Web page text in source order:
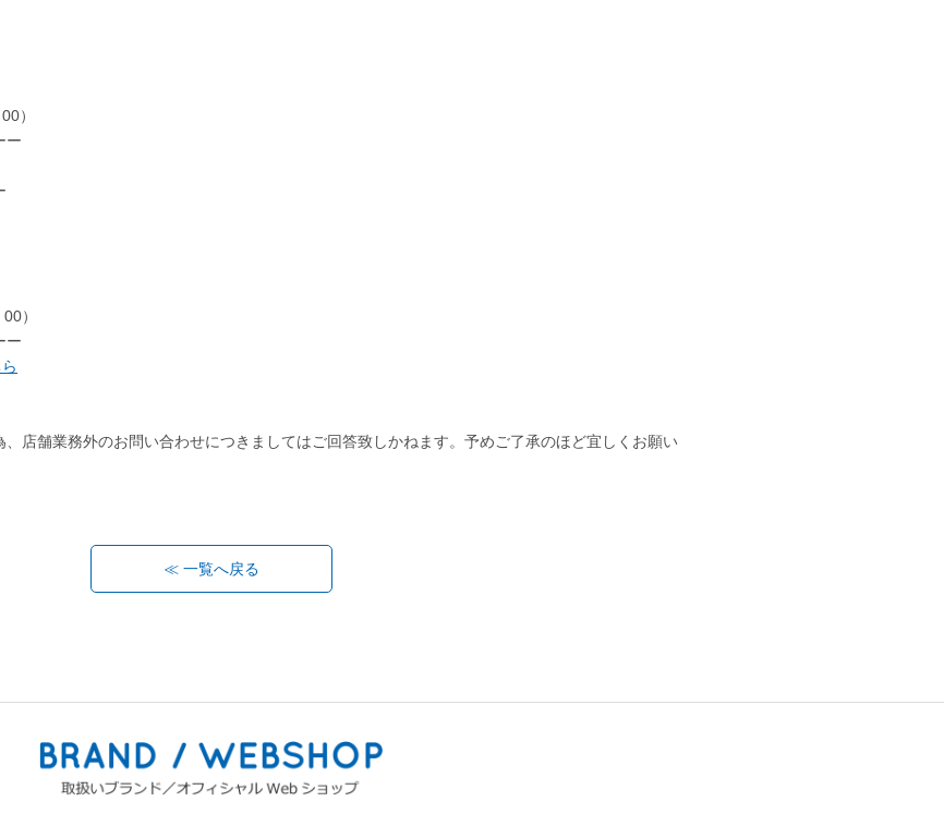
）
ー
）
ー
店舗業務外のお問い合わせにつきましてはご回答致しかねます。予めご了承のほど宜しくお願い
≪ 一覧へ戻る